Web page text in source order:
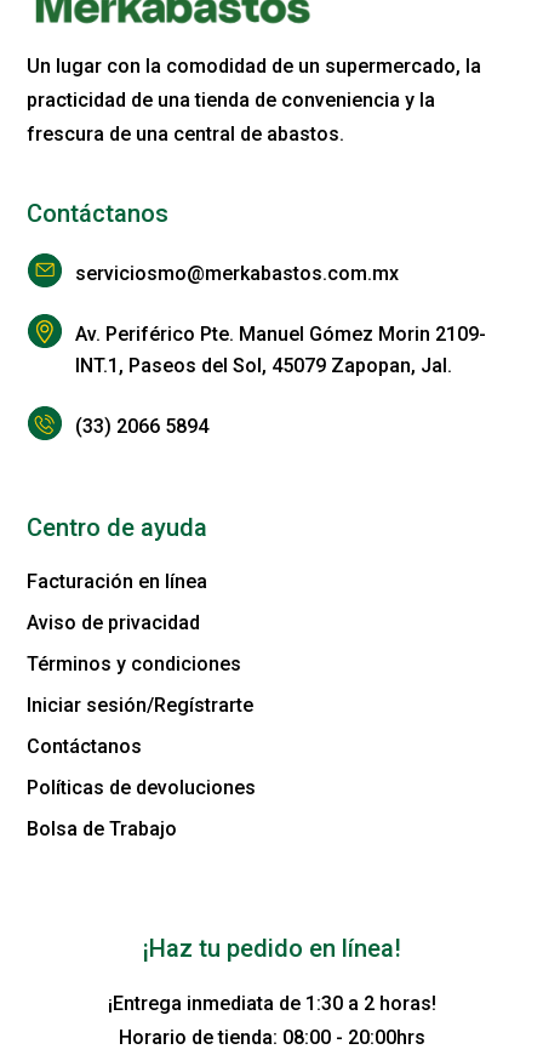
Un lugar con la comodidad de un supermercado, la
practicidad de una tienda de conveniencia y la
frescura de una central de abastos.
Contáctanos
serviciosmo@merkabastos.com.mx
Av. Periférico Pte. Manuel Gómez Morin 2109-
INT.1, Paseos del Sol, 45079 Zapopan, Jal.
(33) 2066 5894
Centro de ayuda
Facturación en línea
Aviso de privacidad
Términos y condiciones
Iniciar sesión/Regístrarte
Contáctanos
Políticas de devoluciones
Bolsa de Trabajo
¡Haz tu pedido en línea!
¡Entrega inmediata de 1:30 a 2 horas!
Horario de tienda: 08:00 - 20:00hrs